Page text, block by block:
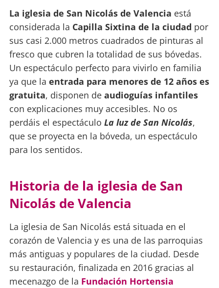
La iglesia de San Nicolás de Valencia está
considerada la Capilla Sixtina de la ciudad por
sus casi 2.000 metros cuadrados de pinturas al
fresco que cubren la totalidad de sus bóvedas.
Un espectáculo perfecto para vivirlo en familia
ya que la entrada para menores de 12 años es
gratuita, disponen de audioguías infantiles
con explicaciones muy accesibles. No os
perdáis el espectáculo La luz de San Nicolás,
que se proyecta en la bóveda, un espectáculo
para los sentidos.
Historia de la iglesia de San
Nicolás de Valencia
La iglesia de San Nicolás está situada en el
corazón de Valencia y es una de las parroquias
más antiguas y populares de la ciudad. Desde
su restauración, finalizada en 2016 gracias al
mecenazgo de la Fundación Hortensia